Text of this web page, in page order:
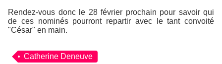
Rendez-vous donc le 28 février prochain pour savoir qui
de ces nominés pourront repartir avec le tant convoité
"César" en main.
Catherine Deneuve